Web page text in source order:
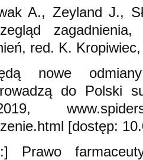
A., Zeyland J.,
red. K.
nowe odmiany
do Polski
[dostęp:
Prawo